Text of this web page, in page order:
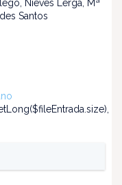
Nieves Lerga, Mª
Santos